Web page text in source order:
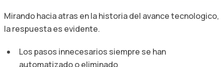
Mirando hacia atras en la historia del avance tecnologico,
la respuesta es evidente.
Los pasos innecesarios siempre se han
automatizado o eliminado